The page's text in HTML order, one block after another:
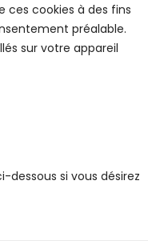
ces cookies à des fins
préalable.
sur votre appareil
dessous si vous désirez